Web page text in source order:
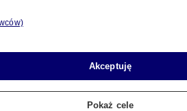
naloty na cele wojskowe
za ataki Huti wymierzone w
nich, w piątek, zginął jeden z
Akceptuję
Pokaż cele